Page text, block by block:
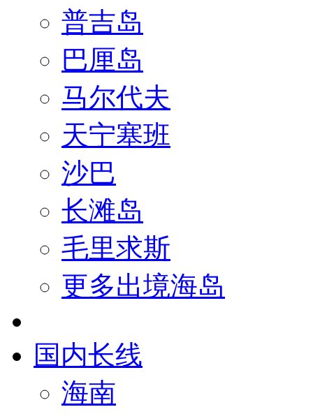
普吉岛
巴厘岛
马尔代夫
天宁塞班
沙巴
长滩岛
毛里求斯
更多出境海岛
国内长线
海南